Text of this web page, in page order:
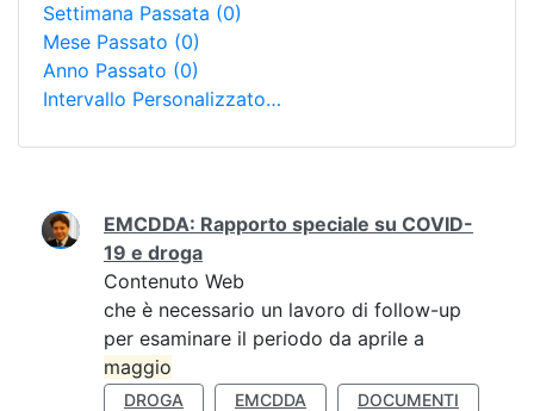
Settimana Passata (0)
Mese Passato (0)
Anno Passato (0)
Intervallo Personalizzato…
Ricerca
EMCDDA: Rapporto speciale su COVID-
19 e droga
Contenuto Web
che è necessario un lavoro di follow-up
per esaminare il periodo da aprile a
maggio
DROGA EMCDDA
DOCUMENTI